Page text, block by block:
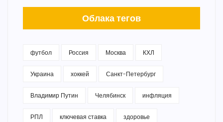
Облака тегов
футбол Россия Москва КХЛ
Украина хоккей Санкт-Петербург
Владимир Путин Челябинск инфляция
РПЛ ключевая ставка здоровье